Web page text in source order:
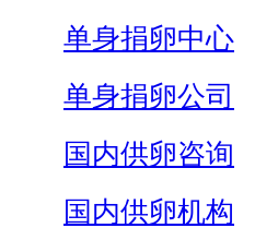
单身捐卵中心
单身捐卵公司
国内供卵咨询
国内供卵机构